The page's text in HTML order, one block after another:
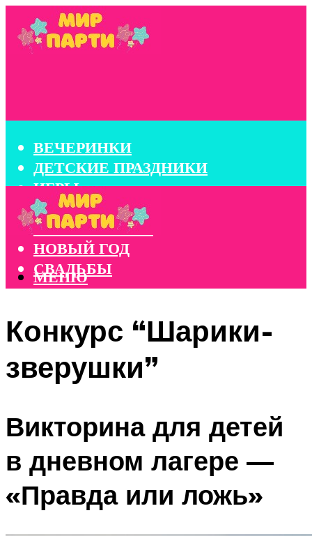
ВЕЧЕРИНКИ
ДЕТСКИЕ ПРАЗДНИКИ
ИГРЫ
КОНКУРСЫ
КОРПОРАТИВЫ
НОВЫЙ ГОД
СВАДЬБЫ
МЕНЮ
Конкурс “Шарики-
зверушки”
Викторина для детей
в дневном лагере —
«Правда или ложь»